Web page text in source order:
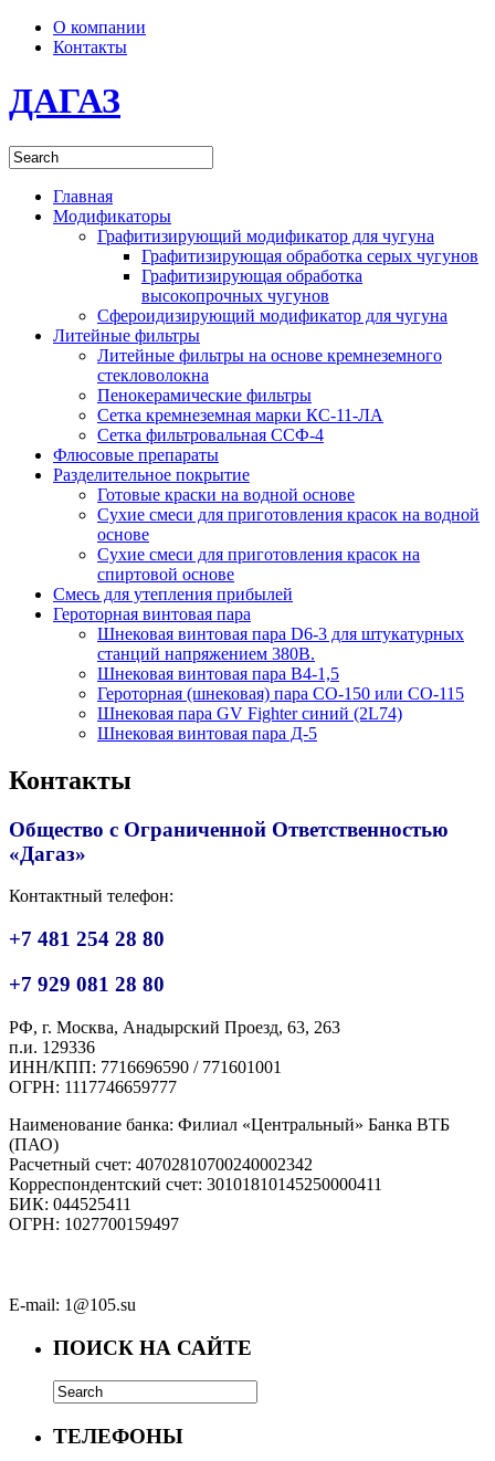
О компании
Контакты
ДАГАЗ
Главная
Модификаторы
Графитизирующий модификатор для чугуна
Графитизирующая обработка серых чугунов
Графитизирующая обработка
высокопрочных чугунов
Сфероидизирующий модификатор для чугуна
Литейные фильтры
Литейные фильтры на основе кремнеземного
стекловолокна
Пенокерамические фильтры
Сетка кремнеземная марки КС-11-ЛА
Сетка фильтровальная ССФ-4
Флюсовые препараты
Разделительное покрытие
Готовые краски на водной основе
Сухие смеси для приготовления красок на водной
основе
Сухие смеси для приготовления красок на
спиртовой основе
Смесь для утепления прибылей
Героторная винтовая пара
Шнековая винтовая пара D6-3 для штукатурных
станций напряжением 380В.
Шнековая винтовая пара В4-1,5
Героторная (шнековая) пара СО-150 или СО-115
Шнековая пара GV Fighter синий (2L74)
Шнековая винтовая пара Д-5
Контакты
Общество с Ограниченной Ответственностью
«Дагаз»
Контактный телефон:
+7 481 254 28 80
+7 929 081 28 80
РФ, г. Москва, Анадырский Проезд, 63, 263
п.и. 129336
ИНН/КПП: 7716696590 / 771601001
ОГРН: 1117746659777
Наименование банка: Филиал «Центральный» Банка ВТБ
(ПАО)
Расчетный счет: 40702810700240002342
Корреспондентский счет: 30101810145250000411
БИК: 044525411
ОГРН: 1027700159497
E-mail: 1@105.su
ПОИСК НА САЙТЕ
ТЕЛЕФОНЫ